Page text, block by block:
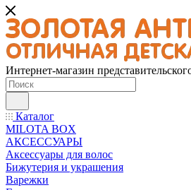
Интернет-магазин
Каталог
MILOTA BOX
АКСЕССУАРЫ
Аксессуары для волос
Бижутерия и украшения
Варежки